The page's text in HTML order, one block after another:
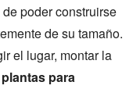
poder construirse
de su tamaño.
el lugar, montar la
para